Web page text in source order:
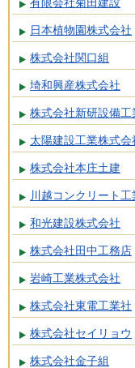
有限会社菊田建設
日本植物園株式会社
株式会社関口組
埼和興産株式会社
株式会社新研設備工
太陽建設工業株式会
株式会社本庄土建
川越コンクリート工
和光建設株式会社
株式会社田中工務店
岩崎工業株式会社
株式会社東電工業社
株式会社セイリョウ
株式会社金子組